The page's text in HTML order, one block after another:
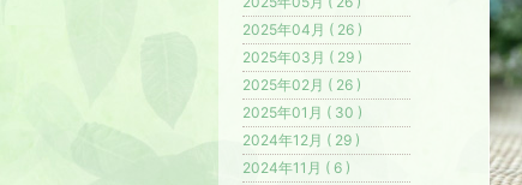
2025年04月 ( 26 )
2025年03月 ( 29 )
2025年02月 ( 26 )
2025年01月 ( 30 )
2024年12月 ( 29 )
2024年11月 ( 6 )